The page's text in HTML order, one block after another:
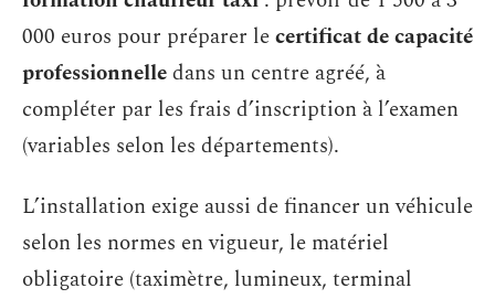
000 euros pour préparer lecertificat de capacité
professionnelledans un centre agréé, à
compléter par les frais d’inscription à l’examen
(variables selon les départements).
L’installation exige aussi de financer un véhicule
selon les normes en vigueur, le matériel
obligatoire (taximètre, lumineux, terminal